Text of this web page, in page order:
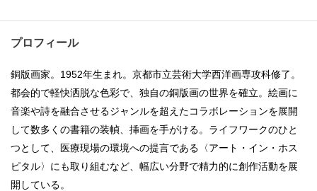
プロフィール
銅版画家。1952年生まれ。京都市立芸術大学西洋画専攻科修了。
都会的で軽快洒脱な色彩で、独自の銅版画の世界を確立。絵画に
音楽や詩を融合させるジャンルを超えたコラボレーションを展開
して数多くの書籍の装幀、挿画を手がける。ライフワークのひと
つとして、医療現場の環境への提言である〈アート・イン・ホス
ピタル〉にも取り組むなど、幅広い分野で精力的に創作活動を展
開している。